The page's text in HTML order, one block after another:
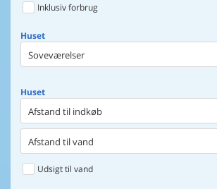
Inklusiv forbrug
Huset
Soveværelser
Huset
Afstand til indkøb
Afstand til vand
Udsigt til vand